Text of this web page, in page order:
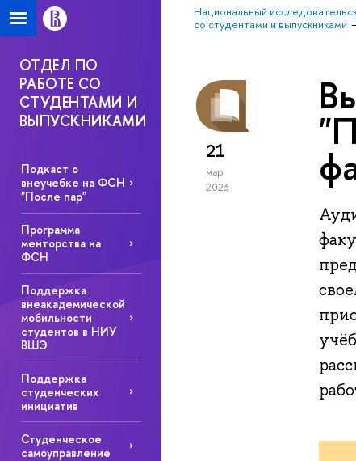
Национальный
со студентами и выпускниками
ОТДЕЛ ПО
РАБОТЕ СО
СТУДЕНТАМИ И
ВЫПУСКНИКАМИ
Подкаст о
внеучебке на ФСН
"После пар"
Программа
менторства на
ФСН
Поддержка
внеакадемической
мобильности
студентов в НИУ
ВШЭ
Поддержка
студенческих
инициатив
Студенческое
самоуправление
21
мар
2023